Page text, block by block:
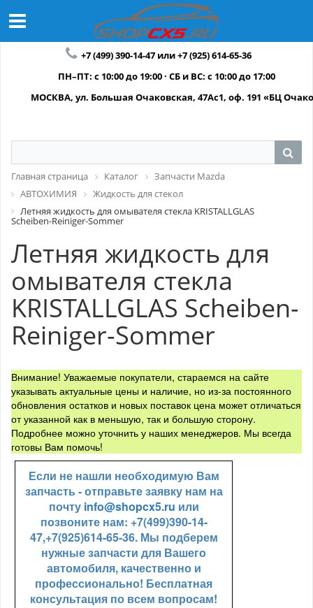
+7 (499) 390-14-47 или +7 (925) 614-65-36
ПН–ПТ: с 10:00 до 19:00 · СБ и ВС: с 10:00 до 17:00
МОСКВА, ул. Большая Очаковская, 47Ас1, оф. 191 «БЦ
Главная страница Каталог
Запчасти Mazda
АВТОХИМИЯ
Жидкость для стекол
Летняя жидкость для омывателя стекла KRISTALLGLAS
Scheiben-Reiniger-Sommer
Летняя жидкость для
омывателя стекла
KRISTALLGLAS Scheiben-
Reiniger-Sommer
Внимание! Уважаемые покупатели, стараемся на сайте
указывать актуальные цены и наличие, но из-за постоянного
обновления остатков и новых поставок цена может отличаться
от указанной как в меньшую, так и большую сторону.
Подробнее можно уточнить у наших менеджеров. Мы всегда
готовы Вам помочь!
Если не нашли необходимую Вам
запчасть - отправьте заявку нам на
почту info@shopcx5.ru или
позвоните нам: +7(499)390-14-
47,+7(925)614-65-36. Мы подберем
нужные запчасти для Вашего
автомобиля, качественно и
профессионально! Бесплатная
консультация по всем вопросам!